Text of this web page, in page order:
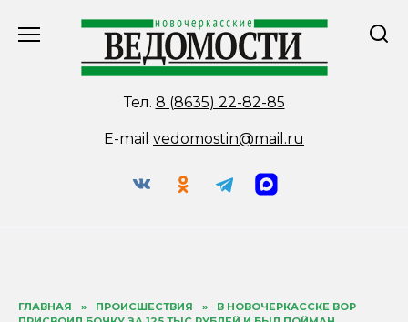
Тел. 8 (8635) 22-82-85
E-mail vedomostin@mail.ru
ГЛАВНАЯ » ПРОИСШЕСТВИЯ »
В НОВОЧЕРКАССКЕ ВОР